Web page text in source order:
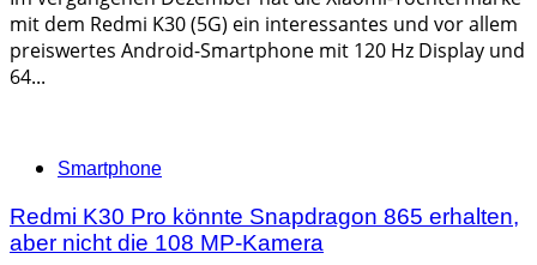
mit dem Redmi K30 (5G) ein interessantes und vor allem
preiswertes Android-Smartphone mit 120 Hz Display und
64...
Categories
Smartphone
Redmi K30 Pro könnte Snapdragon 865 erhalten,
aber nicht die 108 MP-Kamera